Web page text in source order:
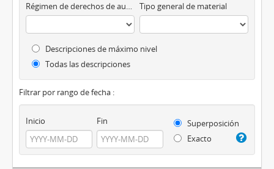
Régimen de derechos de autor Tipo general de material
Descripciones de máximo nivel
Todas las descripciones
Filtrar por rango de fecha :
Inicio Fin
Superposición
Exacto